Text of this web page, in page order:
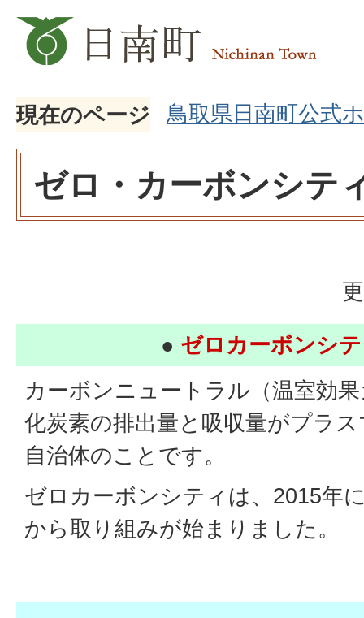
現在のページ 鳥取県日南町公式
ゼロ・カーボンシテ
● ゼロカーボンシ
カーボンニュートラル（温室効
化炭素の排出量と吸収量がプラ
自治体のことです。
ゼロカーボンシティは、2015年
から取り組みが始まりました。